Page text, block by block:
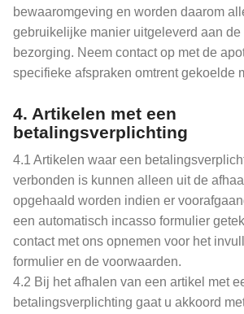
bewaaromgeving en worden daarom
gebruikelijke manier uitgeleverd aan de
bezorging. Neem contact op met de
specifieke afspraken omtrent gekoelde
4. Artikelen met een
betalingsverplichting
4.1 Artikelen waar een
verbonden is kunnen alleen uit de
opgehaald worden indien er
een automatisch incasso formulier
contact met ons opnemen voor het
formulier en de voorwaarden.
4.2 Bij het afhalen van een artikel met
betalingsverplichting gaat u akkoord